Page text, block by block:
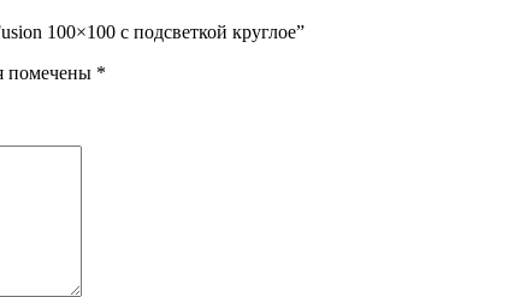
100×100 с подсветкой круглое”
помечены *